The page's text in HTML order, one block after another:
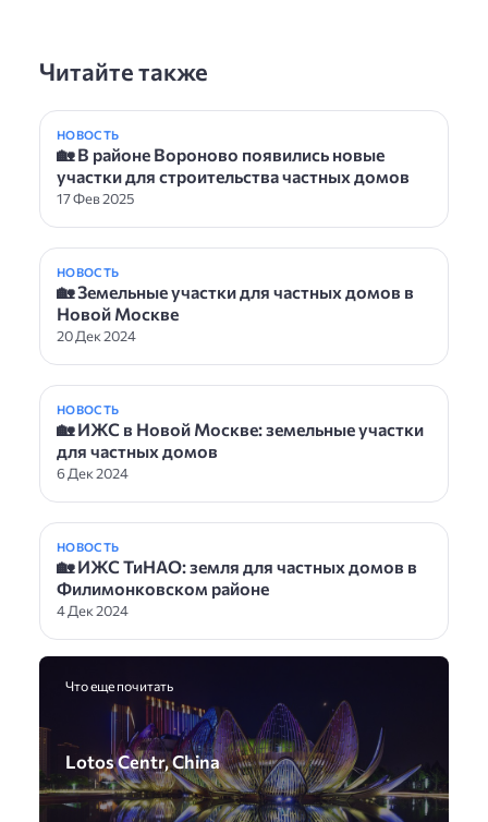
Читайте также
НОВОСТЬ
🏡 В районе Вороново появились новые
участки для строительства частных домов
17 Фев 2025
НОВОСТЬ
🏡 Земельные участки для частных домов в
Новой Москве
20 Дек 2024
НОВОСТЬ
🏡 ИЖС в Новой Москве: земельные участки
для частных домов
6 Дек 2024
НОВОСТЬ
🏡 ИЖС ТиНАО: земля для частных домов в
Филимонковском районе
4 Дек 2024
Что еще почитать
Lotos Centr, China